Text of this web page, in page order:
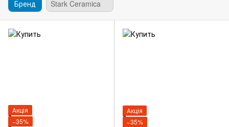
Бренд Stark Ceramica
Акція
−35%
Акція
−35%